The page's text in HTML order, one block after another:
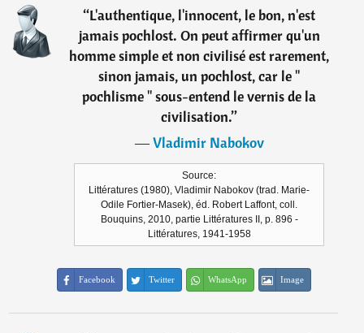
“L'authentique, l'innocent, le bon, n'est
jamais pochlost. On peut affirmer qu'un
homme simple et non civilisé est rarement,
sinon jamais, un pochlost, car le "
pochlisme " sous-entend le vernis de la
civilisation.”
―Vladimir Nabokov
Source:
Littératures (1980), Vladimir Nabokov (trad. Marie-
Odile Fortier-Masek), éd. Robert Laffont, coll.
Bouquins, 2010, partie Littératures II, p. 896 -
Littératures, 1941-1958
Facebook Twitter WhatsApp Image